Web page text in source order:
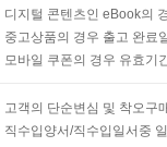
디지털 콘텐츠인 eBook의
중고상품의 경우 출고 완료
모바일 쿠폰의 경우 유효기
고객의 단순변심 및 착오구
직수입양서/직수입일서중